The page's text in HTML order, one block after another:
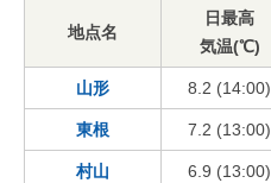
地点名
日最高
気温(℃)
山形 8.2 (14:00)
東根 7.2 (13:00)
村山 6.9 (13:00)